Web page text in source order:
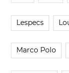
Lespecs
Marco Polo